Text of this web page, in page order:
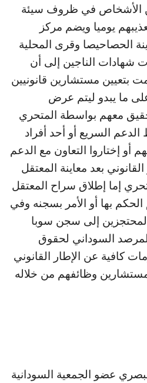
الأشخاص في ظروف سيئة
يوميا ويضم مركز
الحصاحيصا وقرى المحلية
شهادات الناجين إلى أن
بتعيين مستشارين قانونيين
ما يبدو ليتم عرض
معهم بواسطة المتحري
السريع أو أحد أفراد
إختاروا التعاون مع الدعم
بعد معاينة المعتقل
إما إطلاق سراح المعتقل
الحكم بها أو الأمر بسجنه وفي
إلى سجن سوبا
السوداني لحقوق
كافية عن الإطار القانوني
وظائفهم من خلاله
عضو الجمعية السودانية